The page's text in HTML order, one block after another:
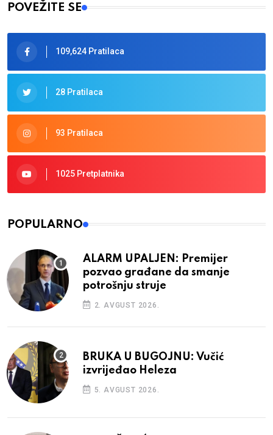
POVEŽITE SE
109,624 Pratilaca
28 Pratilaca
93 Pratilaca
1025 Pretplatnika
POPULARNO
ALARM UPALJEN: Premijer
pozvao građane da smanje
potrošnju struje
2. AVGUST 2026.
BRUKA U BUGOJNU: Vučić
izvrijeđao Heleza
5. AVGUST 2026.